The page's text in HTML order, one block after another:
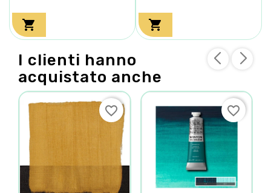
 
I clienti hanno
acquistato anche
favorite_border favorite_border